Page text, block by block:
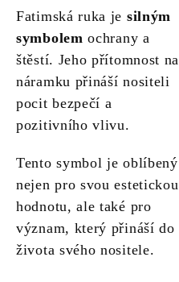
Fatimská ruka je silným
symbolem ochrany a
štěstí. Jeho přítomnost na
náramku přináší nositeli
pocit bezpečí a
pozitivního vlivu.
Tento symbol je oblíbený
nejen pro svou estetickou
hodnotu, ale také pro
význam, který přináší do
života svého nositele.